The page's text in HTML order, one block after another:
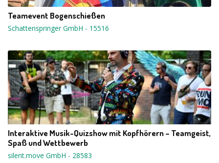
Teamevent Bogenschießen
Schattenspringer GmbH - 15516
Interaktive Musik-Quizshow mit Kopfhörern – Teamgeist,
Spaß und Wettbewerb
silent.move GmbH - 28583